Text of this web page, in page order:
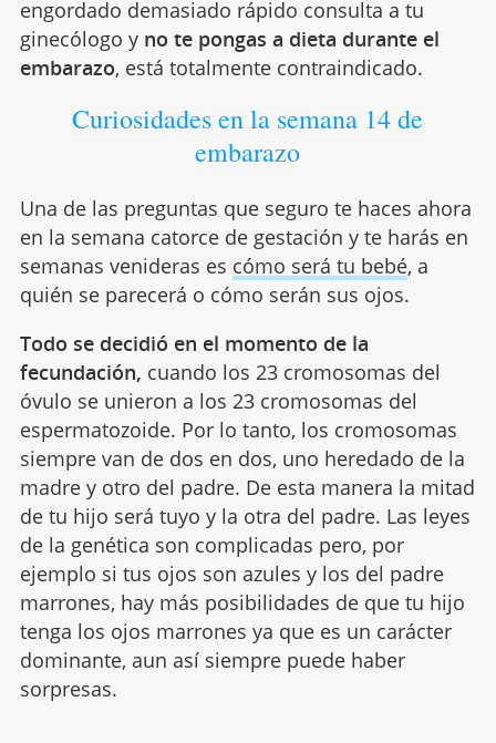
engordado demasiado rápido consulta a tu
ginecólogo y no te pongas a dieta durante el
embarazo, está totalmente contraindicado.
Curiosidades en la semana 14 de
embarazo
Una de las preguntas que seguro te haces ahora
en la semana catorce de gestación y te harás en
semanas venideras es cómo será tu bebé, a
quién se parecerá o cómo serán sus ojos.
Todo se decidió en el momento de la
fecundación, cuando los 23 cromosomas del
óvulo se unieron a los 23 cromosomas del
espermatozoide. Por lo tanto, los cromosomas
siempre van de dos en dos, uno heredado de la
madre y otro del padre. De esta manera la mitad
de tu hijo será tuyo y la otra del padre. Las leyes
de la genética son complicadas pero, por
ejemplo si tus ojos son azules y los del padre
marrones, hay más posibilidades de que tu hijo
tenga los ojos marrones ya que es un carácter
dominante, aun así siempre puede haber
sorpresas.